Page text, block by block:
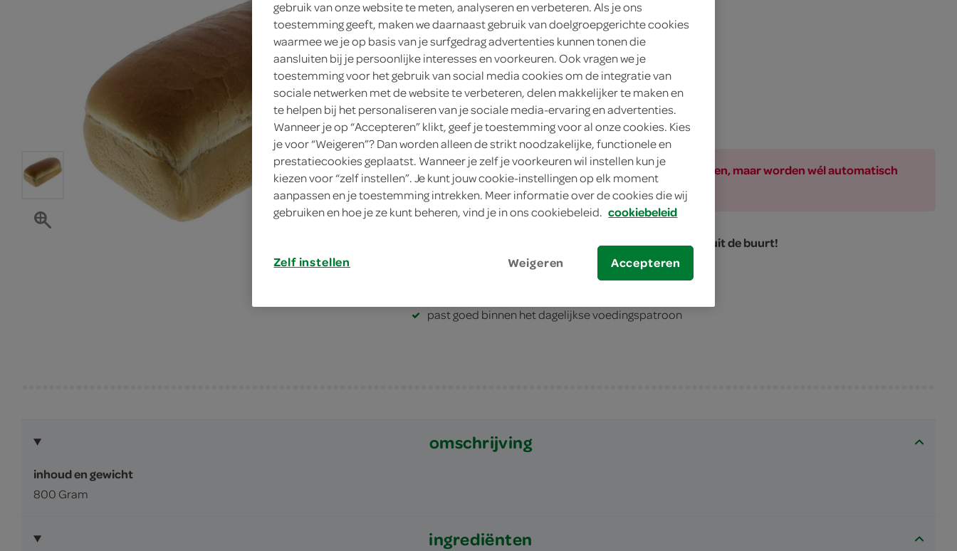
3.
09
800 Gram
in winkelmand
Let op: aanbiedingen zijn niet zichtbaar bij de producten, maar worden wél automatisch
verwerkt in de winkelmand.
dagvers gebakken brood door de ambachtelijke bakker uit de buurt!
past goed binnen het dagelijkse voedingspatroon
omschrijving
inhoud en gewicht
800 Gram
ingrediënten
gebruik van onze website te meten, analyseren en verbeteren. Als je ons
toestemming geeft, maken we daarnaast gebruik van doelgroepgerichte cookies
waarmee we je op basis van je surfgedrag advertenties kunnen tonen die
aansluiten bij je persoonlijke interesses en voorkeuren. Ook vragen we je
toestemming voor het gebruik van social media cookies om de integratie van
sociale netwerken met de website te verbeteren, delen makkelijker te maken en
te helpen bij het personaliseren van je sociale media-ervaring en advertenties.
Wanneer je op “Accepteren” klikt, geef je toestemming voor al onze cookies. Kies
je voor “Weigeren”? Dan worden alleen de strikt noodzakelijke, functionele en
prestatiecookies geplaatst. Wanneer je zelf je voorkeuren wil instellen kun je
kiezen voor “zelf instellen”. Je kunt jouw cookie-instellingen op elk moment
aanpassen en je toestemming intrekken. Meer informatie over de cookies die wij
gebruiken en hoe je ze kunt beheren, vind je in ons cookiebeleid. cookiebeleid
Zelf instellen Weigeren Accepteren